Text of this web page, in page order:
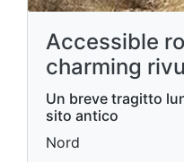
Accessible
charming
Un breve tragitto
sito antico
Nord